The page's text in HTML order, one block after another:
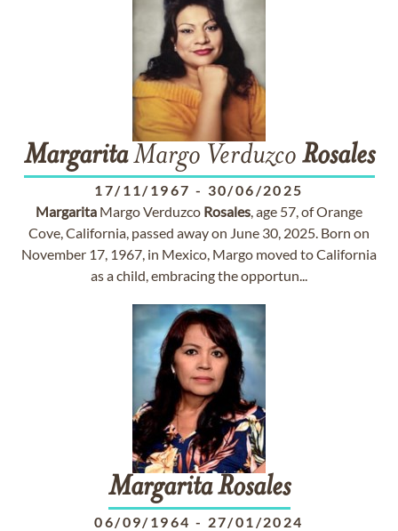
MargaritaMargo Verduzco Rosales
17/11/1967 - 30/06/2025
Margarita Margo Verduzco Rosales, age 57, of Orange
Cove, California, passed away on June 30, 2025. Born on
November 17, 1967, in Mexico, Margo moved to California
as a child, embracing the opportun...
Margarita Rosales
06/09/1964 - 27/01/2024